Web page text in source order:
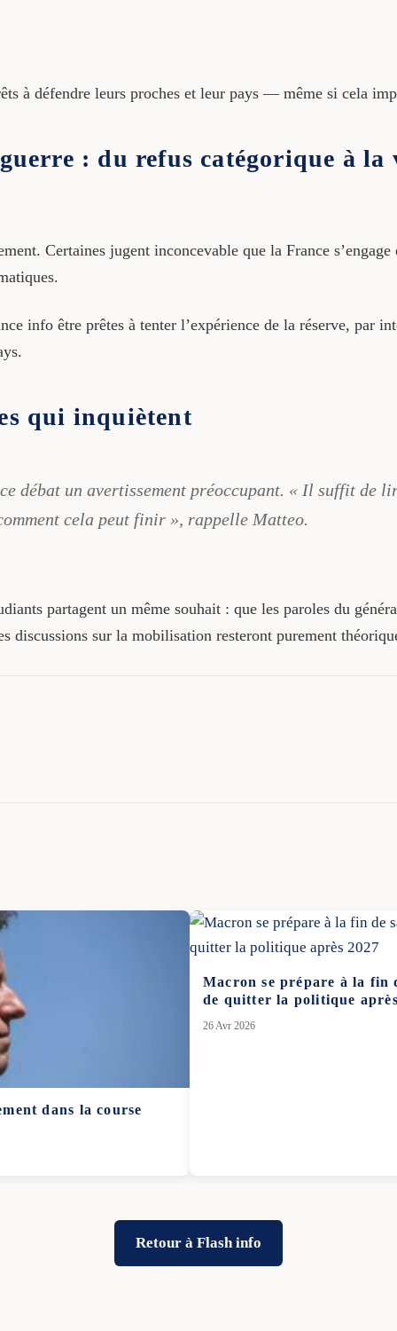
à défendre leurs proches et leur pays — même si cela
: du refus catégorique à
Certaines jugent inconcevable que la France
info être prêtes à tenter l’expérience de la réserve, par
qui inquiètent
débat un avertissement préoccupant. « Il suffit de
cela peut finir », rappelle Matteo.
partagent un même souhait : que les paroles du
discussions sur la mobilisation resteront purement
dans la course
Macron se prépare à la fin
de quitter la politique
26 Avr 2026
Retour à Flash info